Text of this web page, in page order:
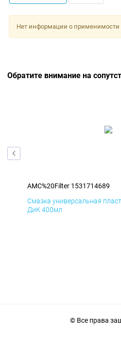
Нет информации о применимости
Обратите внимание на
AMC%20Filter 1531714689
Смазка универсальная
ДиК 400мл
© Все права